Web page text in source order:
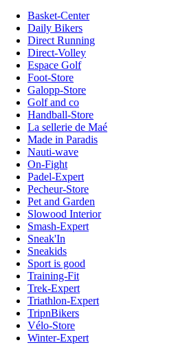
Basket-Center
Daily Bikers
Direct Running
Direct-Volley
Espace Golf
Foot-Store
Galopp-Store
Golf and co
Handball-Store
La sellerie de Maé
Made in Paradis
Nauti-wave
On-Fight
Padel-Expert
Pecheur-Store
Pet and Garden
Slowood Interior
Smash-Expert
Sneak'In
Sneakids
Sport is good
Training-Fit
Trek-Expert
Triathlon-Expert
TripnBikers
Vélo-Store
Winter-Expert